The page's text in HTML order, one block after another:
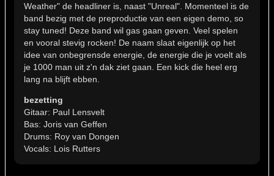
Weather" de headliner is, naast "Unreal". Momenteel is de
band bezig met de preproductie van een eigen demo, so
stay tuned! Deze band wil gas gaan geven. Veel spelen
en vooral stevig rocken! De naam slaat eigenlijk op het
idee van onbegrensde energie, de energie die je voelt als
je 1000 man uit z'n dak ziet gaan. Een kick die heel erg
lang na blijft ebben.
bezetting
Gitaar: Paul Lensvelt
Bas: Joris van Geffen
Drums: Roy van Dongen
Vocals: Lois Rutters